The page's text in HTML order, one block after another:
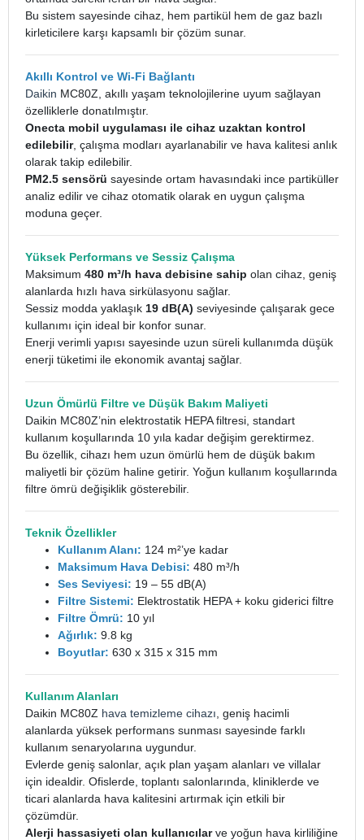
Bu sistem sayesinde cihaz, hem partikül hem de gaz bazlı
kirleticilere karşı kapsamlı bir çözüm sunar.
Akıllı Kontrol ve Wi-Fi Bağlantı
Daikin MC80Z, akıllı yaşam teknolojilerine uyum sağlayan
özelliklerle donatılmıştır.
Onecta mobil uygulaması ile cihaz uzaktan kontrol
edilebilir, çalışma modları ayarlanabilir ve hava kalitesi anlık
olarak takip edilebilir.
PM2.5 sensörü sayesinde ortam havasındaki ince partiküller
analiz edilir ve cihaz otomatik olarak en uygun çalışma
moduna geçer.
Yüksek Performans ve Sessiz Çalışma
Maksimum 480 m³/h hava debisine sahip olan cihaz, geniş
alanlarda hızlı hava sirkülasyonu sağlar.
Sessiz modda yaklaşık 19 dB(A) seviyesinde çalışarak gece
kullanımı için ideal bir konfor sunar.
Enerji verimli yapısı sayesinde uzun süreli kullanımda düşük
enerji tüketimi ile ekonomik avantaj sağlar.
Uzun Ömürlü Filtre ve Düşük Bakım Maliyeti
Daikin MC80Z’nin elektrostatik HEPA filtresi, standart
kullanım koşullarında 10 yıla kadar değişim gerektirmez.
Bu özellik, cihazı hem uzun ömürlü hem de düşük bakım
maliyetli bir çözüm haline getirir. Yoğun kullanım koşullarında
filtre ömrü değişiklik gösterebilir.
Teknik Özellikler
Kullanım Alanı: 124 m²’ye kadar
Maksimum Hava Debisi: 480 m³/h
Ses Seviyesi: 19 – 55 dB(A)
Filtre Sistemi: Elektrostatik HEPA + koku giderici filtre
Filtre Ömrü: 10 yıl
Ağırlık: 9.8 kg
Boyutlar: 630 x 315 x 315 mm
Kullanım Alanları
Daikin MC80Z hava temizleme cihazı , geniş hacimli
alanlarda yüksek performans sunması sayesinde farklı
kullanım senaryolarına uygundur.
Evlerde geniş salonlar, açık plan yaşam alanları ve villalar
için idealdir. Ofislerde, toplantı salonlarında, kliniklerde ve
ticari alanlarda hava kalitesini artırmak için etkili bir
çözümdür.
Alerji hassasiyeti olan kullanıcılarve yoğun hava kirliliğine